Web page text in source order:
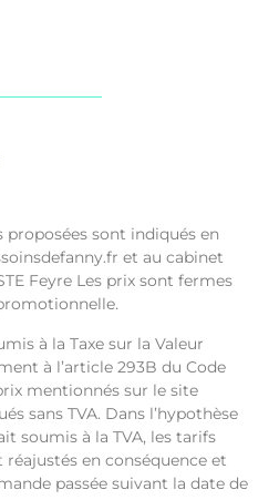
sont indiqués en
et au cabinet
Feyre Les prix sont fermes
à la Taxe sur la Valeur
à l’article 293B du Code
mentionnés sur le site
sans TVA. Dans l’hypothèse
soumis à la TVA, les tarifs
en conséquence et
passée suivant la date de